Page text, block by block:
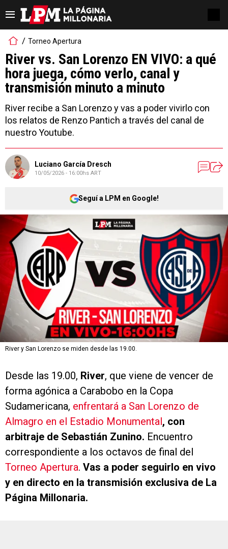
Torneo Apertura
River vs. San Lorenzo EN VIVO: a qué
hora juega, cómo verlo, canal y
transmisión minuto a minuto
River recibe a San Lorenzo y vas a poder vivirlo con
los relatos de Renzo Pantich a través del canal de
nuestro Youtube.
Luciano García Dresch
10/05/2026 - 16:00hs ART
Seguí a LPM en Google!
River y San Lorenzo se miden desde las 19.00.
Desde las 19.00, River, que viene de vencer de
forma agónica a Carabobo en la Copa
Sudamericana, enfrentará a San Lorenzo de
Almagro en el Estadio Monumental , con
arbitraje de Sebastián Zunino. Encuentro
correspondiente a los octavos de final del
Torneo Apertura. Vas a poder seguirlo en vivo
y en directo en la transmisión exclusiva de La
Página Millonaria.